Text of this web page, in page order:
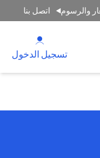
والرسوم اتصل بنا
تسجيل الدخول